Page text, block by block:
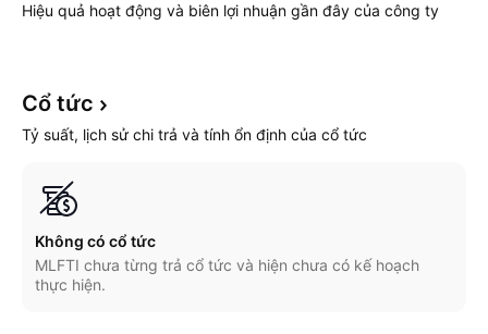
Hiệu quả hoạt động và biên lợi nhuận gần đây của công ty
Cổ tức
Tỷ suất, lịch sử chi trả và tính ổn định của cổ tức
Không có cổ tức
MLFTI chưa từng trả cổ tức và hiện chưa có kế hoạch
thực hiện.